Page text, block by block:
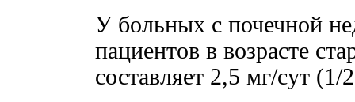
У больных с почечной
пациентов в возрасте
составляет 2,5 мг/сут